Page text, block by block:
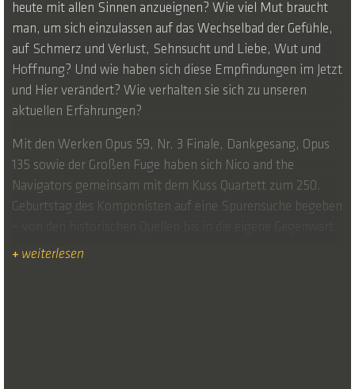
heute mit allen Sinnen anzueignen? Wie viel Mut braucht
man, um sich einzulassen auf das Wechselbad der Gefühle,
auf Schmerz und Verlust, Sehnsucht und Liebe, Wut und
Hoffnung? Und wie haben sich diese Empfindungen im Jetzt
und Hier verändert? Wie verhalten sie sich zu unseren
aktuellen Erfahrungen?
Mit den Werken Opus 59, Nr. 3 Finale, Dankgesang, Opus
135 sowie der Großen Fuge haben sich Nico and the
Navigators gemeinsam mit dem Kuss Quartett zum 250.
Geburtstag des Komponisten auf eine Spurensuche begeben
Dabei wurde die Arbeit, deren Titel „Force & Freedom“ das
+ weiterlesen